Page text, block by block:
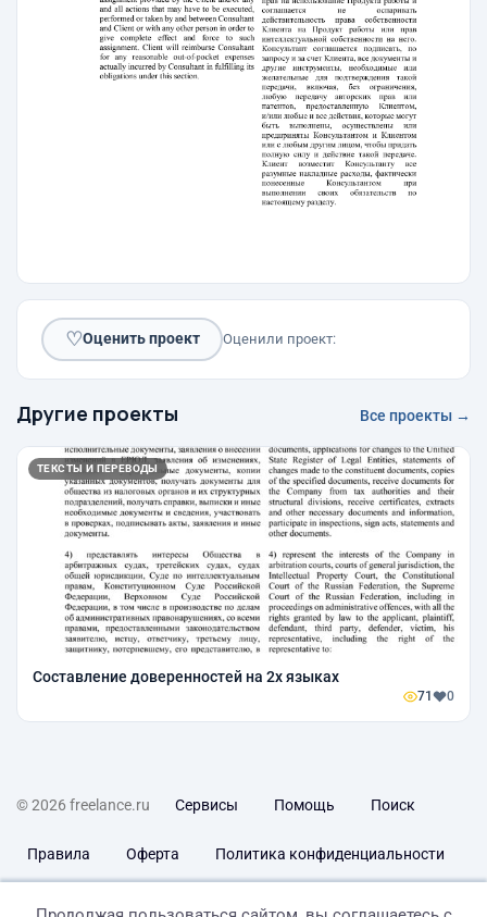
♡Оценить проект Оценили проект:
Другие проекты Все проекты →
ТЕКСТЫ И ПЕРЕВОДЫ
Составление доверенностей на 2х языках
71 0
© 2026 freelance.ru Сервисы Помощь Поиск
Правила Оферта Политика конфиденциальности